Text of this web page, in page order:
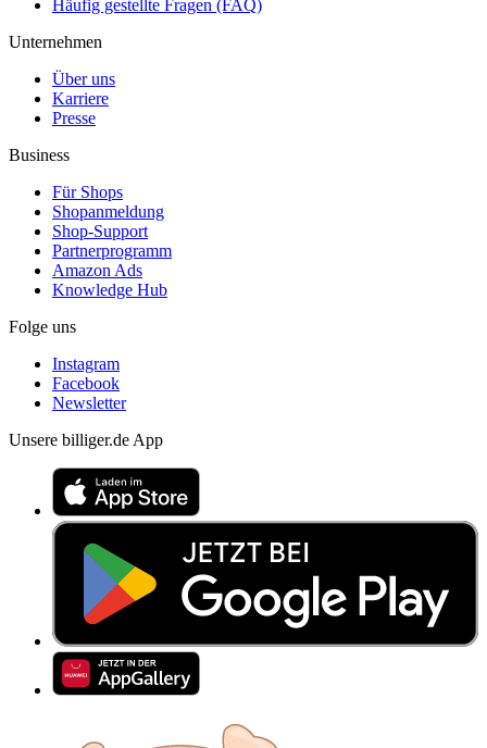
Häufig gestellte Fragen (FAQ)
Unternehmen
Über uns
Karriere
Presse
Business
Für Shops
Shopanmeldung
Shop-Support
Partnerprogramm
Amazon Ads
Knowledge Hub
Folge uns
Instagram
Facebook
Newsletter
Unsere billiger.de App